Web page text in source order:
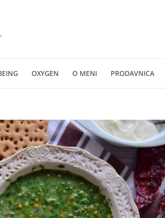
OXYGEN O MENI PRODAVNICA